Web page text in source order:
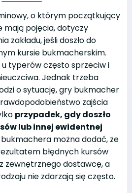
o którym początkujący
mają pojęcia, dotyczy
zakładu, jeśli doszło do
kursie bukmacherskim.
typerów często sprzeciw i
Jednak trzeba
o sytuację, gry bukmacher
zajścia
przypadek, gdy doszło
lub innej ewidentnej
można dodać, że
błędnych kursów
zewnętrznego dostawcę, a
nie zdarzają się często.